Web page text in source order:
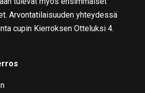
Arvontatilaisuuden yhteydessä
cupin Kierroksen Otteluksi 4.